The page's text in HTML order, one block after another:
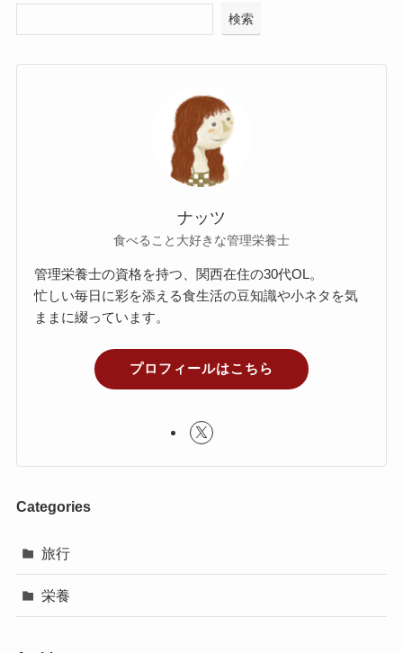
検索
ナッツ
食べること大好きな管理栄養士
管理栄養士の資格を持つ、関西在住の30代OL。
忙しい毎日に彩を添える食生活の豆知識や小ネタを気
ままに綴っています。
プロフィールはこちら
Categories
旅行
栄養